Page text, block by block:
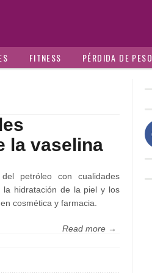
FITNESS PÉRDIDA DE PESO
la vaselina
petróleo con cualidades
la hidratación de la piel y los
cosmética y farmacia.
Read more →